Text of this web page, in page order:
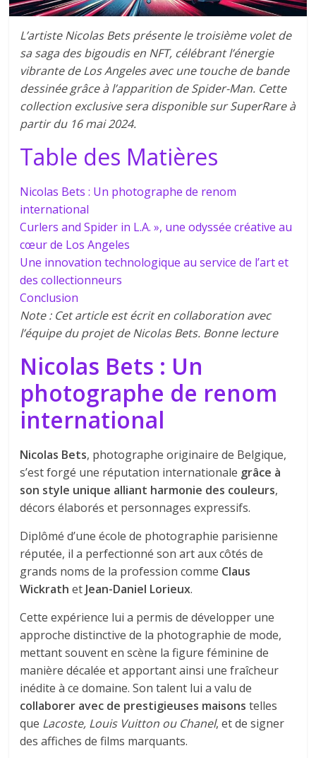
L’artiste Nicolas Bets présente le troisième volet de
sa saga des bigoudis en NFT, célébrant l’énergie
vibrante de Los Angeles avec une touche de bande
dessinée grâce à l’apparition de Spider-Man. Cette
collection exclusive sera disponible sur SuperRare à
partir du 16 mai 2024.
Table des Matières
Nicolas Bets : Un photographe de renom
international
Curlers and Spider in L.A. », une odyssée créative au
cœur de Los Angeles
Une innovation technologique au service de l’art et
des collectionneurs
Conclusion
Note : Cet article est écrit en collaboration avec
l’équipe du projet de Nicolas Bets. Bonne lecture
Nicolas Bets : Un
photographe de renom
international
Nicolas Bets, photographe originaire de Belgique,
s’est forgé une réputation internationale grâce à
son style unique alliant harmonie des couleurs,
décors élaborés et personnages expressifs.
Diplômé d’une école de photographie parisienne
réputée, il a perfectionné son art aux côtés de
grands noms de la profession comme Claus
Wickrathet Jean-Daniel Lorieux.
Cette expérience lui a permis de développer une
approche distinctive de la photographie de mode,
mettant souvent en scène la figure féminine de
manière décalée et apportant ainsi une fraîcheur
inédite à ce domaine. Son talent lui a valu de
collaborer avec de prestigieuses maisons telles
que Lacoste, Louis Vuitton ou Chanel, et de signer
des affiches de films marquants.